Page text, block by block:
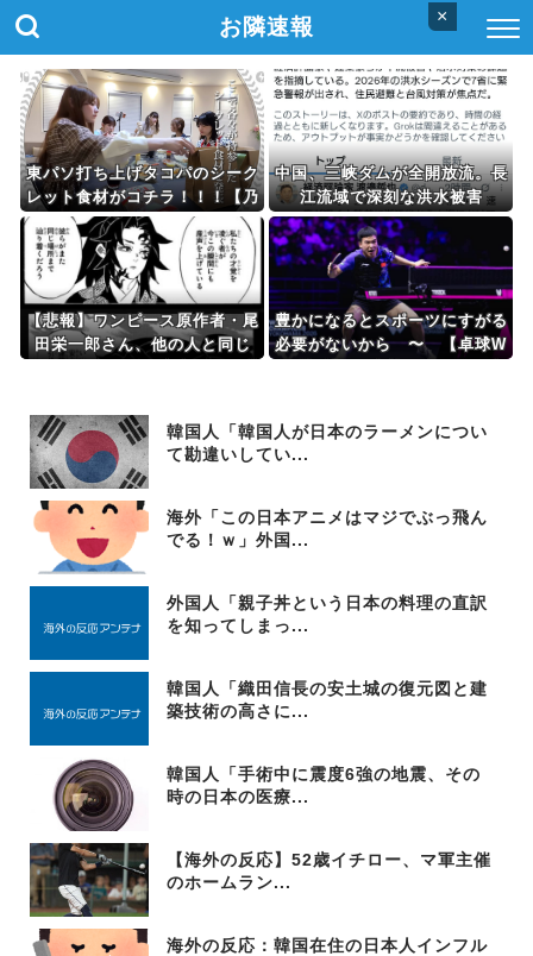
×
お隣速報
東パソ打ち上げタコパのシーク
レット食材がコチラ！！！【乃
木坂46】
中国、三峡ダムが全開放流。長
江流域で深刻な洪水被害
【悲報】ワンピース原作者・尾
田栄一郎さん、他の人と同じ
豊かになるとスポーツにすがる
必要がないから 〜 【卓球W
差がある」
韓国人「韓国人が日本のラーメンについ
て勘違いしてい...
海外「この日本アニメはマジでぶっ飛ん
でる！ｗ」外国...
外国人「親子丼という日本の料理の直訳
を知ってしまっ...
韓国人「織田信長の安土城の復元図と建
築技術の高さに...
韓国人「手術中に震度6強の地震、その
時の日本の医療...
【海外の反応】52歳イチロー、マ軍主催
のホームラン...
海外の反応：韓国在住の日本人インフル